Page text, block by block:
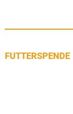
FUTTERSPENDE